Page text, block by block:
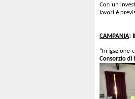
Con un
lavori è
CAMPANIA:
“Irrigazione
Consorzio di